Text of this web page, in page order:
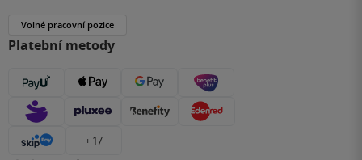
Volné pracovní pozice
Platební metody
+ 17